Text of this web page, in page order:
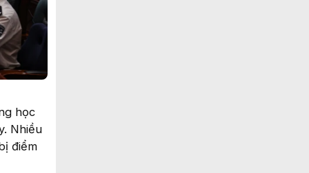
học
Nhiều
điểm